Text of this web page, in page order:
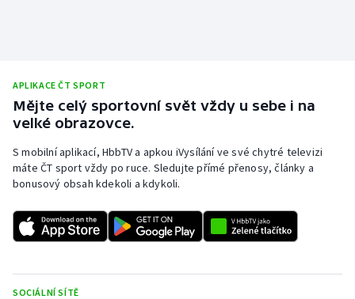
Veslování
Vodní slalom
Volejbal
APLIKACE ČT SPORT
Mějte celý sportovní svět vždy u sebe i na
velké obrazovce.
S mobilní aplikací, HbbTV a apkou iVysílání ve své chytré televizi
máte ČT sport vždy po ruce. Sledujte přímé přenosy, články a
bonusový obsah kdekoli a kdykoli.
SOCIÁLNÍ SÍTĚ